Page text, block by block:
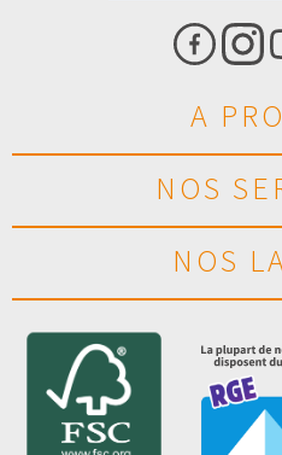
A
NOS
NOS